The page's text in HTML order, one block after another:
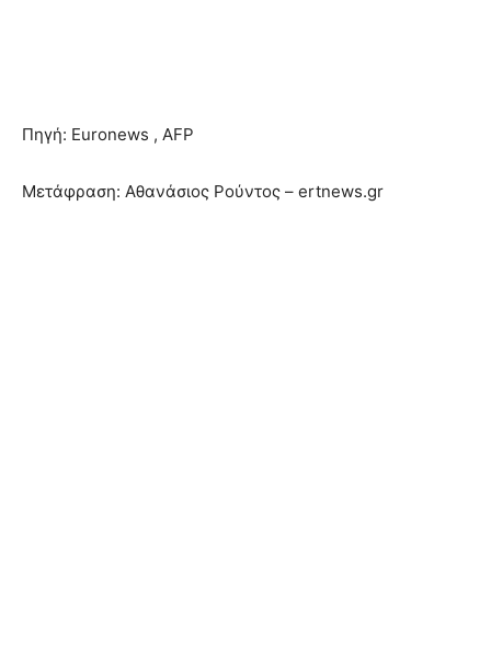
Πηγή: Euronews , AFP
Μετάφραση: Αθανάσιος Ρούντος – ertnews.gr